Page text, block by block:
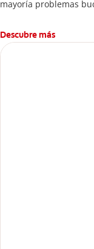
mayoría problemas
caries.
Descubre más